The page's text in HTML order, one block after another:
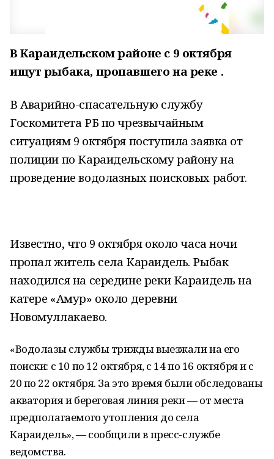
В Караидельском районе с 9 октября
ищут рыбака, пропавшего на реке .
В Аварийно-спасательную службу
Госкомитета РБ по чрезвычайным
ситуациям 9 октября поступила заявка от
полиции по Караидельскому району на
проведение водолазных поисковых работ.
Известно, что 9 октября около часа ночи
пропал житель села Караидель. Рыбак
находился на середине реки Караидельна
катере «Амур» около деревни
Новомуллакаево.
«Водолазы службы трижды выезжали на его
поиски: с 10 по 12 октября, с 14 по 16 октября и с
20 по 22 октября. За это время были обследованы
акватория и береговая линия реки — от места
предполагаемого утопления до села
Караидель», — сообщили в пресс-службе
ведомства.